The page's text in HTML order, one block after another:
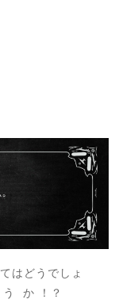
はどうでしょ
か ！？